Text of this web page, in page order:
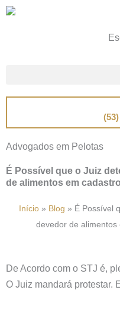
Advogados em Pelotas
É Possível que o Juiz
de alimentos em
Início» Blog » É Possível
devedor de
De Acordo com o STJ é,
O Juiz mandará protestar.